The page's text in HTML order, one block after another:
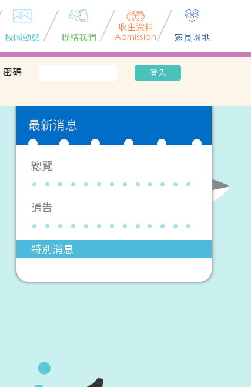
校園動態 聯絡我們
收生資料
Admission
家長園地
密碼 登入
最新消息
總覽
通告
特別消息